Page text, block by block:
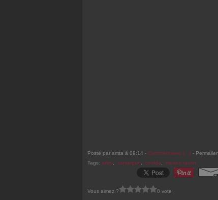
Posté par amta à 09:14 - Commentaires [ ] -
Tags: arles camargue corrida musee taurin
Vous aimez ? 0 vote